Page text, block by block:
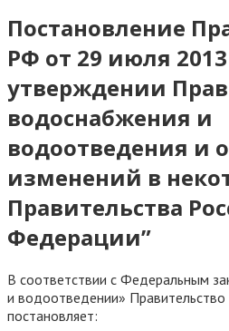
Постановление
РФ от 29 июля
утверждении
водоснабжения и
водоотведения и
изменений в
Правительства
Федерации”
В соответствии с Федеральным
и водоотведении»
постановляет: